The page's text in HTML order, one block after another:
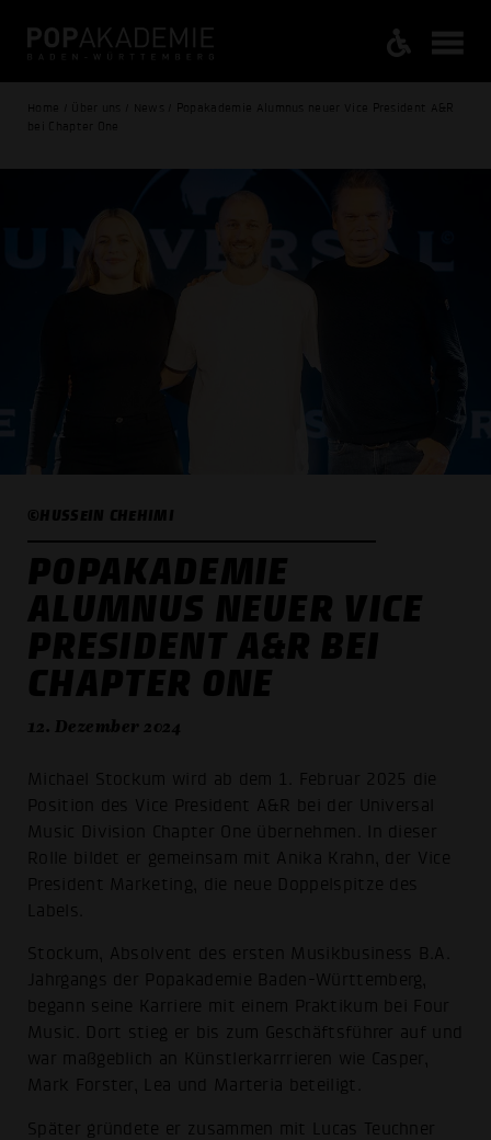
Home / Über uns / News / Popakademie Alumnus neuer Vice President A&R
bei Chapter One
©HUSSEIN CHEHIMI
POPAKADEMIE
ALUMNUS NEUER VICE
PRESIDENT A&R BEI
CHAPTER ONE
12. Dezember 2024
Michael Stockum wird ab dem 1. Februar 2025 die
Position des Vice President A&R bei der Universal
Music Division Chapter One übernehmen. In dieser
Rolle bildet er gemeinsam mit Anika Krahn, der Vice
President Marketing, die neue Doppelspitze des
Labels.
Stockum, Absolvent des ersten Musikbusiness B.A.
Jahrgangs der Popakademie Baden-Württemberg,
begann seine Karriere mit einem Praktikum bei Four
Music. Dort stieg er bis zum Geschäftsführer auf und
war maßgeblich an Künstlerkarrrieren wie Casper,
Mark Forster, Lea und Marteria beteiligt.
Später gründete er zusammen mit Lucas Teuchner